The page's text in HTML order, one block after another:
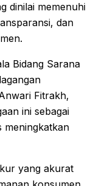
dinilai memenuhi
dan
Bidang Sarana
Fitrakh,
ini sebagai
meningkatkan
yang akurat